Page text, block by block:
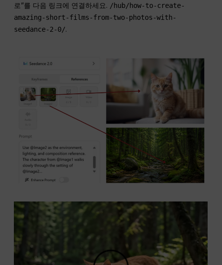
로”를 다음 링크에 연결하세요. /hub/how-to-create-
amazing-short-films-from-two-photos-with-
seedance-2-0/.